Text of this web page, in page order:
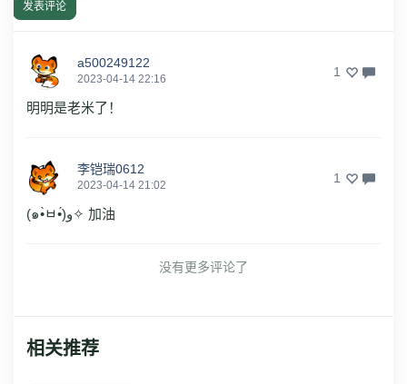
发表评论
a500249122
2023-04-14 22:16 1
明明是老米了！
李铠瑞0612
2023-04-14 21:02 1
(๑•̀ㅂ•́)و✧ 加油
没有更多评论了
相关推荐